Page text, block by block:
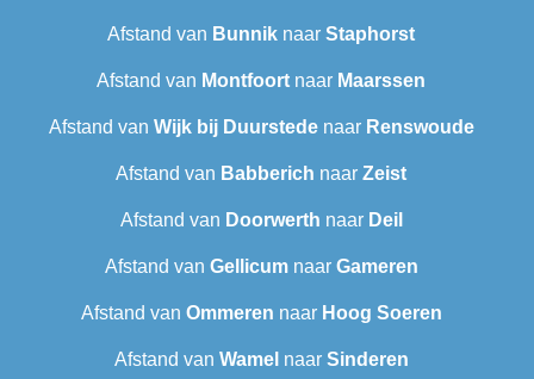
Afstand van Bunnik naar Staphorst
Afstand van Montfoort naar Maarssen
Afstand van Wijk bij Duurstedenaar Renswoude
Afstand van Babberich naar Zeist
Afstand van Doorwerth naar Deil
Afstand van Gellicumnaar Gameren
Afstand van Ommeren naar Hoog Soeren
Afstand van Wamel naar Sinderen